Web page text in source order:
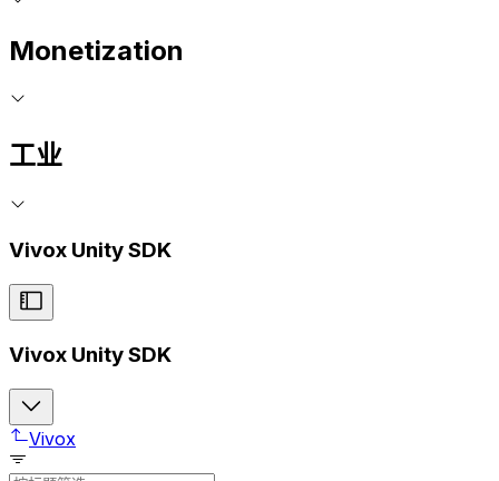
Monetization
工业
Vivox Unity SDK
Vivox Unity SDK
Vivox